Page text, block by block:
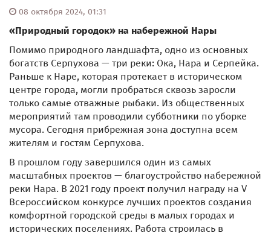
08 октября 2024, 01:31
«Природный городок» на набережной Нары
Помимо природного ландшафта, одно из основных
богатств Серпухова — три реки: Ока, Нара и Серпейка.
Раньше к Наре, которая протекает в историческом
центре города, могли пробраться сквозь заросли
только самые отважные рыбаки. Из общественных
мероприятий там проводили субботники по уборке
мусора. Сегодня прибрежная зона доступна всем
жителям и гостям Серпухова.
В прошлом году завершился один из самых
масштабных проектов — благоустройство набережной
реки Нара. В 2021 году проект получил награду на V
Всероссийском конкурсе лучших проектов создания
комфортной городской среды в малых городах и
исторических поселениях. Работа строилась в